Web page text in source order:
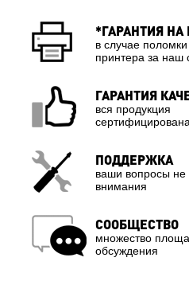
*ГАРАНТИЯ НА
в случае
принтера за наш
ГАРАНТИЯ
вся продукция
сертифицирована
ПОДДЕРЖКА
ваши вопросы не
внимания
СООБЩЕСТВО
множество
обсуждения